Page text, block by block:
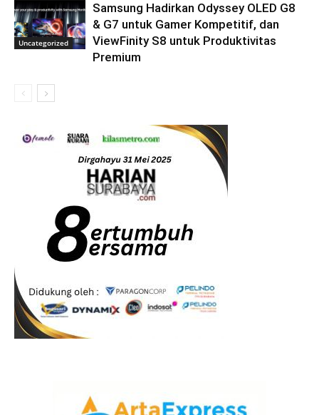
Uncategorized
Samsung Hadirkan Odyssey OLED G8
& G7 untuk Gamer Kompetitif, dan
ViewFinity S8 untuk Produktivitas
Premium